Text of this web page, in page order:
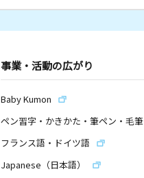
事業・活動の広がり
Baby Kumon
ペン習字・かきかた・筆ペン・毛筆
フランス語・ドイツ語
Japanese（日本語）